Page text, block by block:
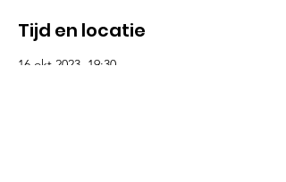
Tijd en locatie
16 okt 2023, 19:30